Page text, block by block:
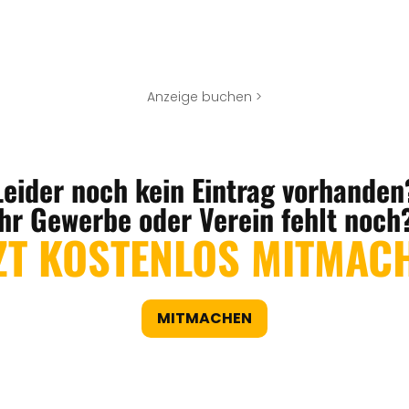
Anzeige buchen >
noch kein Eintrag
Gewerbe oder Verein fehlt
KOSTENLOS
MITMACHEN